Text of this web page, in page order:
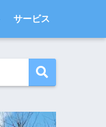
サービス